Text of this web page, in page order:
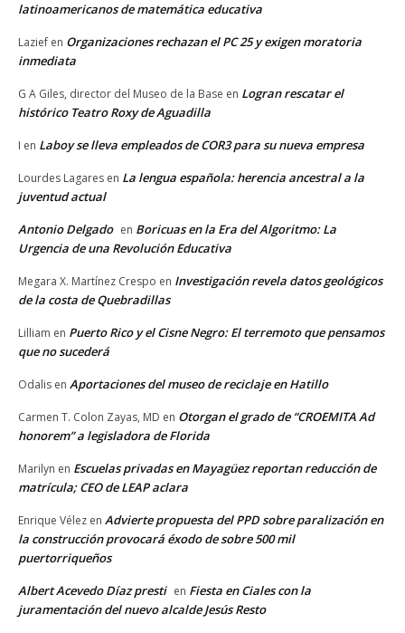
latinoamericanos de matemática educativa
Lazief en Organizaciones rechazan el PC 25 y exigen moratoria
inmediata
G A Giles, director del Museo de la Base en Logran rescatar el
histórico Teatro Roxy de Aguadilla
I en Laboy se lleva empleados de COR3 para su nueva empresa
Lourdes Lagares en La lengua española: herencia ancestral a la
juventud actual
Antonio Delgado en Boricuas en la Era del Algoritmo: La
Urgencia de una Revolución Educativa
Megara X. Martínez Crespo en Investigación revela datos geológicos
de la costa de Quebradillas
Lilliam en Puerto Rico y el Cisne Negro: El terremoto que pensamos
que no sucederá
Odalis en Aportaciones del museo de reciclaje en Hatillo
Carmen T. Colon Zayas, MD en Otorgan el grado de “CROEMITA Ad
honorem” a legisladora de Florida
Marilyn en Escuelas privadas en Mayagüez reportan reducción de
matrícula; CEO de LEAP aclara
Enrique Vélez en Advierte propuesta del PPD sobre paralización en
la construcción provocará éxodo de sobre 500 mil
puertorriqueños
Albert Acevedo Díaz presti en Fiesta en Ciales con la
juramentación del nuevo alcalde Jesús Resto